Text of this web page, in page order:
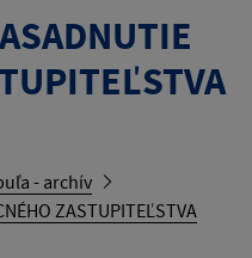
- archív
ZASTUPITEĽSTVA